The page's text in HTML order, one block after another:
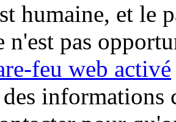
humaine, et le
n'est pas
feu web activé
informations